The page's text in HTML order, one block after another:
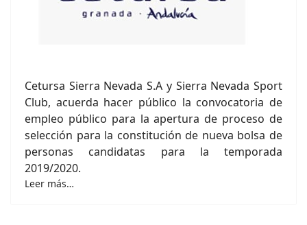
Cetursa Sierra Nevada S.A y Sierra Nevada Sport
Club, acuerda hacer público la convocatoria de
empleo público para la apertura de proceso de
selección para la constitución de nueva bolsa de
personas candidatas para la temporada
2019/2020.
Leer más…